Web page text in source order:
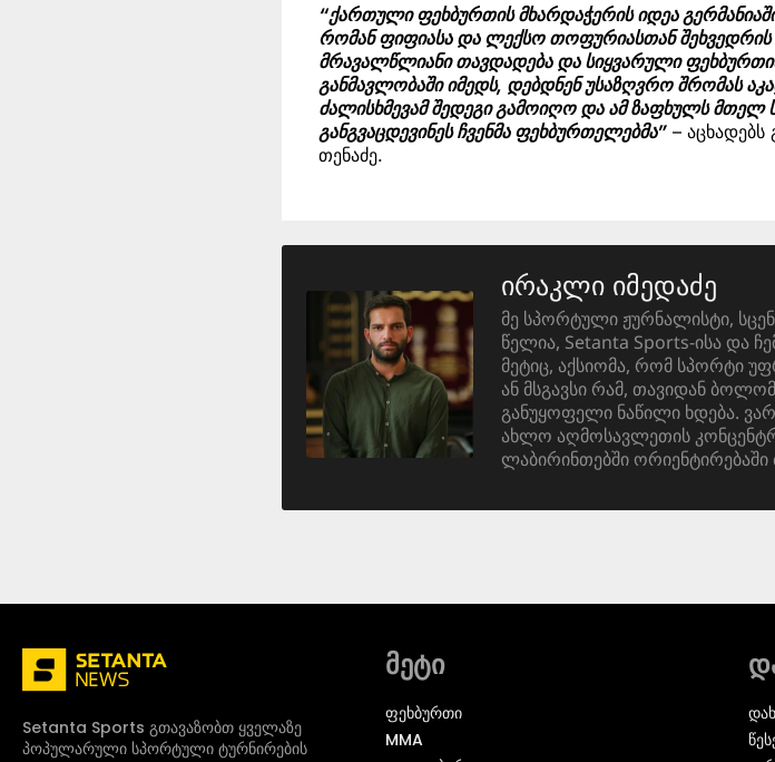
“ქართული ფეხბურთის მხარდაჭერის იდეა
რომან ფიფიასა და ლექსო თოფურიასთან
მრავალწლიანი თავდადება და სიყვარული
განმავლობაში იმედს, დებდნენ უსაზღვრო შრომას
ძალისხმევამ შედეგი გამოიღო და ამ ზაფხულს
განგვაცდევინეს ჩვენმა ფეხბურთელებმა” –
თენაძე.
ირაკლი იმედაძე
მე სპორტული ჟურნალისტი,
წელია, Setanta Sports-ისა და
მეტიც, აქსიომა, რომ სპორტი
ან მსგავსი რამ, თავიდან
განუყოფელი ნაწილი ხდება.
ახლო აღმოსავლეთის
ლაბირინთებში ორიენტირებაში
Setanta Sports გთავაზობთ ყველაზე
პოპულარული სპორტული ტურნირების
მეტი
ᲤᲔᲮᲑᲣᲠᲗᲘ
MMA